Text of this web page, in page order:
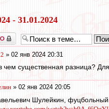
- 31.01.2024
» 02 янв 2024 20:31
чем существенная разница?
» 02 янв 2024 20:05
Шулейкин, фуцбольный